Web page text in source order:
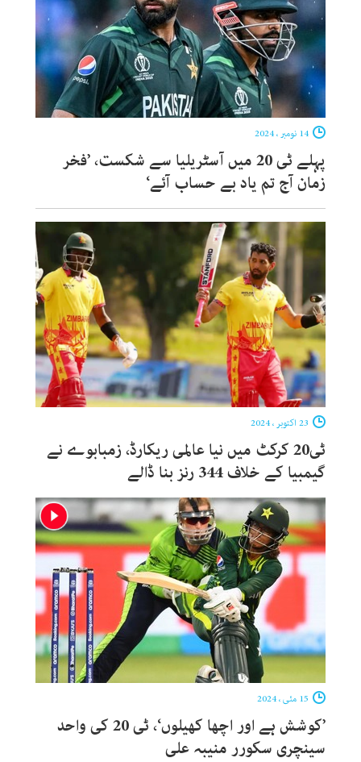
پہلے ٹی 20 میں آسٹریلیا سے شکست، ’فخر
زمان آج تم یاد بے حساب آئے‘
ٹی20 کرکٹ میں نیا عالمی ریکارڈ، زمبابوے نے
گیمبیا کے خلاف 344 رنز بنا ڈالے
’کوشش ہے اور اچھا کھیلوں‘، ٹی 20 کی واحد
سینچری سکورر منیبہ علی